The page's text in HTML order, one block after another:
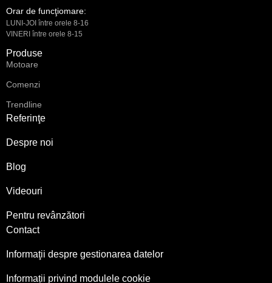
Orar de funcţiomare:
LUNI-JOI între orele 8-16
VINERI între orele 8-15
Produse
Motoare
Comenzi
Trendline
Referinţe
Despre noi
Blog
Videouri
Pentru revânzători
Contact
Informaţii despre gestionarea datelor
Informații privind modulele cookie